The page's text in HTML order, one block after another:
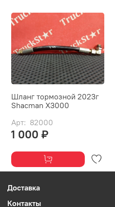
Шланг тормозной 2023г
Shacman X3000
Арт: 82000
1 000 ₽
Доставка
Контакты